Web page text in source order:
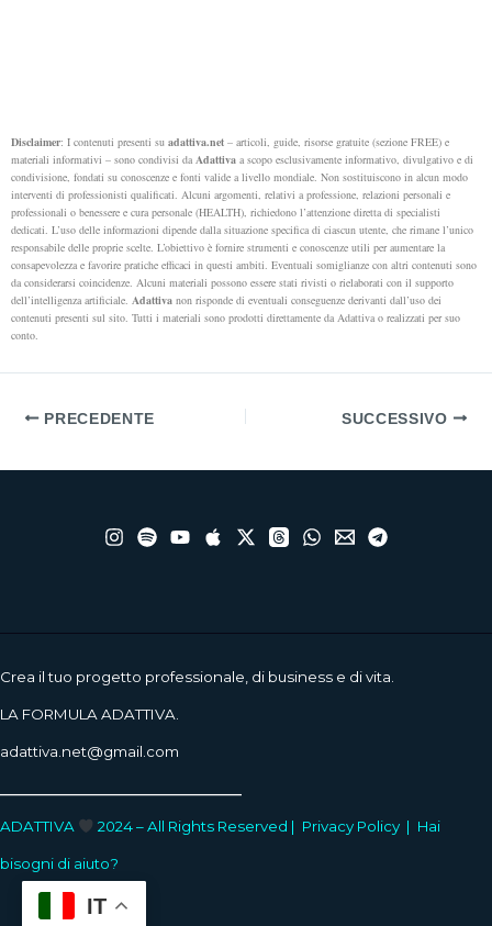
Disclaimer: I contenuti presenti su adattiva.net – articoli, guide, risorse gratuite (sezione FREE) e
materiali informativi – sono condivisi da Adattiva a scopo esclusivamente informativo, divulgativo e di
condivisione, fondati su conoscenze e fonti valide a livello mondiale. Non sostituiscono in alcun modo
interventi di professionisti qualificati. Alcuni argomenti, relativi a professione, relazioni personali e
professionali o benessere e cura personale (HEALTH), richiedono l’attenzione diretta di specialisti
dedicati. L’uso delle informazioni dipende dalla situazione specifica di ciascun utente, che rimane l’unico
responsabile delle proprie scelte. L’obiettivo è fornire strumenti e conoscenze utili per aumentare la
consapevolezza e favorire pratiche efficaci in questi ambiti. Eventuali somiglianze con altri contenuti sono
da considerarsi coincidenze. Alcuni materiali possono essere stati rivisti o rielaborati con il supporto
dell’intelligenza artificiale. Adattiva non risponde di eventuali conseguenze derivanti dall’uso dei
contenuti presenti sul sito. Tutti i materiali sono prodotti direttamente da Adattiva o realizzati per suo
conto.
PRECEDENTE SUCCESSIVO
Crea il tuo progetto professionale, di business e di vita.
LA FORMULA ADATTIVA.
adattiva.net@gmail.com
ADATTIVA 2024 – All Rights Reserved | Privacy Policy | Hai
bisogni di aiuto?
IT